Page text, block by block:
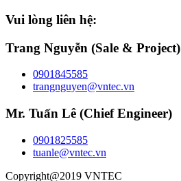
Vui lòng liên hệ:
Trang Nguyễn (Sale & Project)
0901845585
trangnguyen@vntec.vn
Mr. Tuấn Lê (Chief Engineer)
0901825585
tuanle@vntec.vn
Copyright@2019 VNTEC